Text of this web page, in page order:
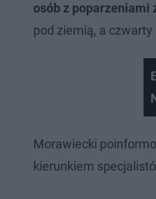
osób z poparzeniami
pod ziemią, a
Morawiecki
kierunkiem